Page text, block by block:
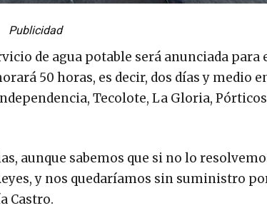
Publicidad
de agua potable será anunciada para
50 horas, es decir, dos días y medio
Tecolote, La Gloria, Pórticos
aunque sabemos que si no lo
y nos quedaríamos sin suministro
Castro.